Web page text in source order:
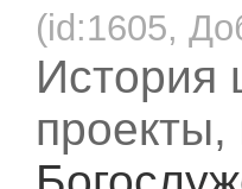
(id:1605,
История